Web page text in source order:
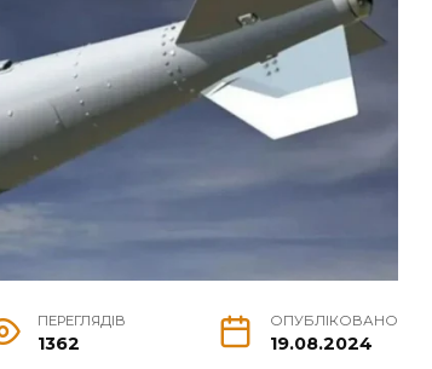
ПЕРЕГЛЯДІВ
1362
ОПУБЛІКОВАНО
19.08.2024